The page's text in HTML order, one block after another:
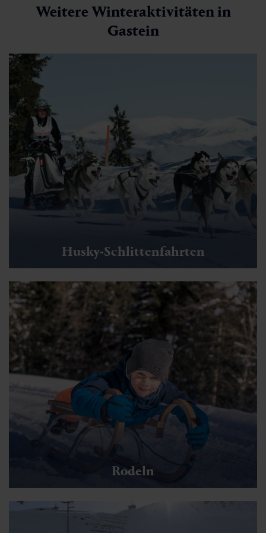
Weitere Winteraktivitäten in
Gastein
Husky-Schlittenfahrten
Rodeln